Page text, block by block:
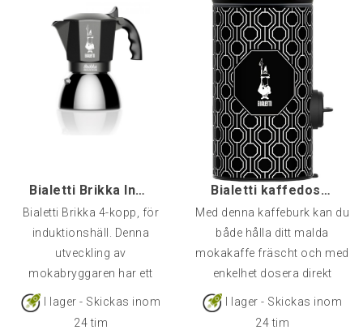
Bialetti Brikka Induktion, 4-kopp
Bialetti Brikka 4-kopp, för
induktionshäll. Denna
utveckling av
mokabryggaren har ett
motstånd oc
I lager - Skickas inom
24 tim
Bialetti kaffedoserande förvaringsburk
Med denna kaffeburk kan du
både hålla ditt malda
mokakaffe fräscht och med
enkelhet dosera direkt
I lager - Skickas inom
24 tim